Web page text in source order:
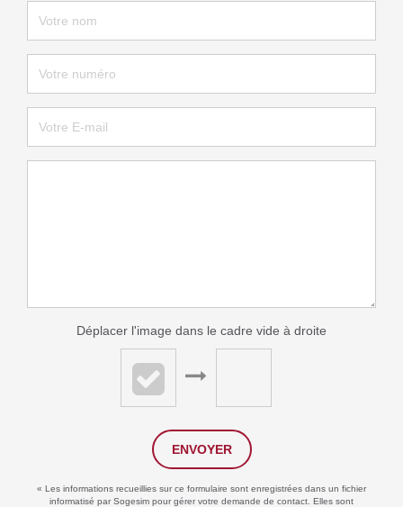
Déplacer l'image dans le cadre vide à droite
ENVOYER
« Les informations recueillies sur ce formulaire sont enregistrées dans un fichier
informatisé par Sogesim pour gérer votre demande de contact. Elles sont